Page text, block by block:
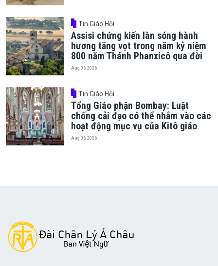
Tin Giáo Hội
Assisi chứng kiến làn sóng hành
hương tăng vọt trong năm kỷ niệm
800 năm Thánh Phanxicô qua đời
Aug 06, 2026
Tin Giáo Hội
Tổng Giáo phận Bombay: Luật
chống cải đạo có thể nhắm vào các
hoạt động mục vụ của Kitô giáo
Aug 06, 2026